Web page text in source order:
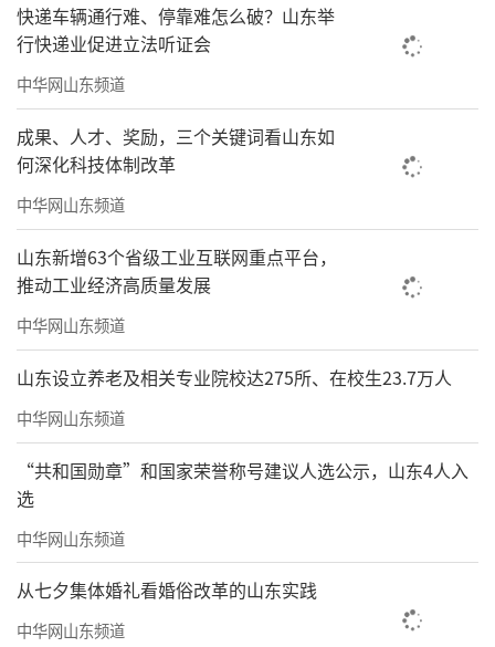
于实施行政执法当事人承诺，以解除当事人后
顾之忧。
关键点七：行政执法当事人承诺制度而
非“花钱买平安”
《办法》明确，当事人承诺具有严格适用
条件，证监会经审查并集体决策后才能决定案
件能否适用该制度。同时，承诺金兼具惩戒和
赔偿功能，承诺金数额的确定应当综合考虑当
事人因涉嫌违法行为可能获得的收益或者避免
的损失、当事人涉嫌违法行为依法可能被处以
罚款和没收违法所得的金额，以及投资者因当
事人涉嫌违法行为所遭受的损失等诸多因素，
通常情况下数额要高于行政处罚的罚没款数
额。三是除要求当事人交纳承诺金外，证监会
还可以要求当事人采取自我核查整改、完善内
部控制制度、增加合规检查频次、主动调整相
关业务等措施，以纠正涉嫌违法行为、赔偿投
快递车辆通行难、停靠难怎么破？山东举
行快递业促进立法听证会
中华网山东频道
成果、人才、奖励，三个关键词看山东如
何深化科技体制改革
中华网山东频道
山东新增63个省级工业互联网重点平台，
推动工业经济高质量发展
中华网山东频道
山东设立养老及相关专业院校达275所、在校生23.7万人
中华网山东频道
“共和国勋章”和国家荣誉称号建议人选公示，山东4人入
选
中华网山东频道
从七夕集体婚礼看婚俗改革的山东实践
中华网山东频道